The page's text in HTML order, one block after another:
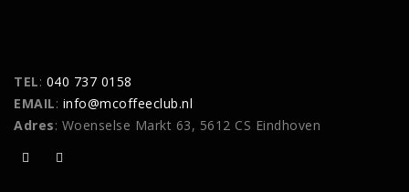
TEL: 040 737 0158
EMAIL: info@mcoffeeclub.nl
Adres: Woenselse Markt 63, 5612 CS Eindhoven